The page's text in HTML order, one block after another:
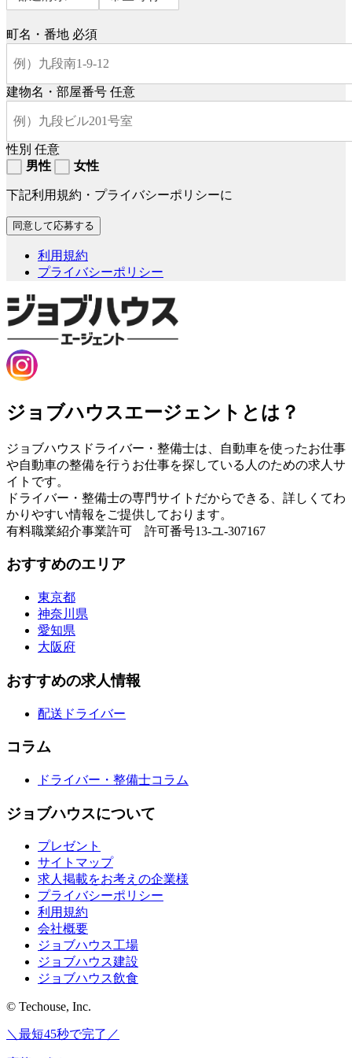
町名・番地 必須
建物名・部屋番号 任意
性別 任意
男性
女性
下記利用規約・プライバシーポリシーに
利用規約
プライバシーポリシー
ジョブハウスエージェントとは？
ジョブハウスドライバー・整備士は、自動車を使ったお仕事
や自動車の整備を行うお仕事を探している人のための求人サ
イトです。
ドライバー・整備士の専門サイトだからできる、詳しくてわ
かりやすい情報をご提供しております。
有料職業紹介事業許可 許可番号13-ユ-307167
おすすめのエリア
東京都
神奈川県
愛知県
大阪府
おすすめの求人情報
配送ドライバー
コラム
ドライバー・整備士コラム
ジョブハウスについて
プレゼント
サイトマップ
求人掲載をお考えの企業様
プライバシーポリシー
利用規約
会社概要
ジョブハウス工場
ジョブハウス建設
ジョブハウス飲食
© Techouse, Inc.
＼最短45秒で完了／